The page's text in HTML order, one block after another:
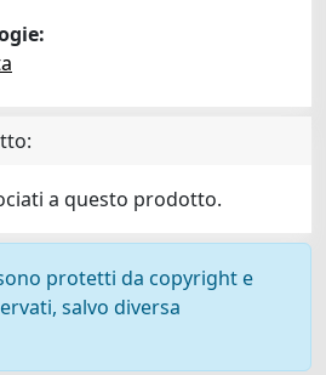
a questo prodotto.
protetti da copyright e
salvo diversa